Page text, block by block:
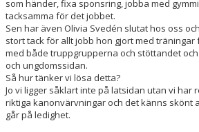
som händer, fixa sponsring, jobba med
tacksamma för det jobbet.
Sen har även Olivia Svedén slutat hos oss
stort tack för allt jobb hon gjort med träningar
med både truppgrupperna och stöttandet
och ungdomssidan.
Så hur tänker vi lösa detta?
Jo vi ligger såklart inte på latsidan utan vi har
riktiga kanonvärvningar och det känns skönt
går på ledighet.